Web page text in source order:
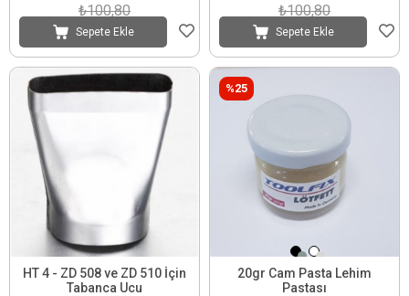
₺100,80
Sepete Ekle
₺100,80
Sepete Ekle
HT 4 - ZD 508 ve ZD 510 İçin
Tabanca Ucu
20gr Cam Pasta Lehim
Pastası
%25